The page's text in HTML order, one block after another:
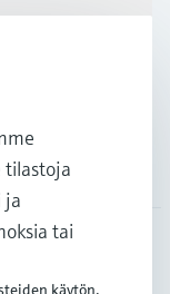
tilastoja
ja
tai
käytön.